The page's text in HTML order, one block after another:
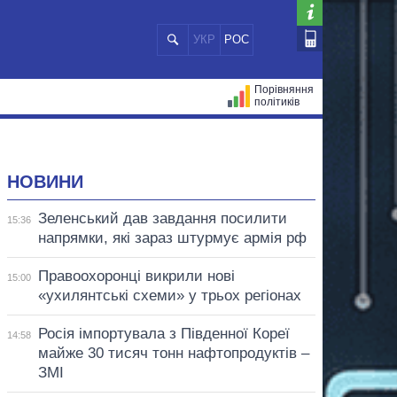
УКР РОС
Порівняння
політиків
НОВИНИ
15:36
Зеленський дав завдання посилити
напрямки, які зараз штурмує армія рф
15:00
Правоохоронці викрили нові
«ухилянтські схеми» у трьох регіонах
14:58
Росія імпортувала з Південної Кореї
майже 30 тисяч тонн нафтопродуктів –
ЗМІ